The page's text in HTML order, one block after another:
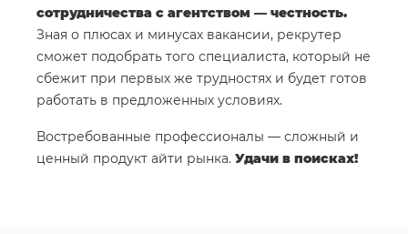
сотрудничества с агентством — честность.
Зная о плюсах и минусах вакансии, рекрутер
сможет подобрать того специалиста, который не
сбежит при первых же трудностях и будет готов
работать в предложенных условиях.
Востребованные профессионалы — сложный и
ценный продукт айти рынка. Удачи в поисках!